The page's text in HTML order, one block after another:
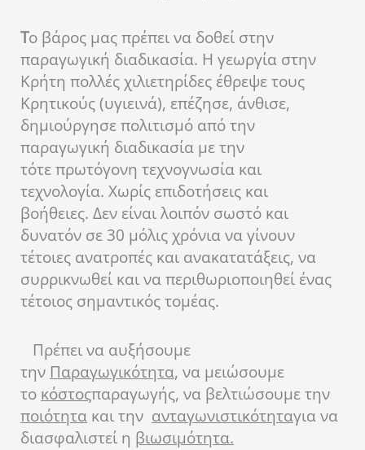
Το βάρος μας πρέπει να δοθεί στην
παραγωγική διαδικασία. Η γεωργία στην
Κρήτη πολλές χιλιετηρίδες έθρεψε τους
Κρητικούς (υγιεινά), επέζησε, άνθισε,
δημιούργησε πολιτισμό από την
παραγωγική διαδικασία με την
τότε πρωτόγονη τεχνογνωσία και
τεχνολογία. Χωρίς επιδοτήσεις και
βοήθειες. Δεν είναι λοιπόν σωστό και
δυνατόν σε 30 μόλις χρόνια να γίνουν
τέτοιες ανατροπές και ανακατατάξεις, να
συρρικνωθεί και να περιθωριοποιηθεί ένας
τέτοιος σημαντικός τομέας.
Πρέπει να αυξήσουμε
την Παραγωγικότητα, να μειώσουμε
το κόστοςπαραγωγής, να βελτιώσουμε την
ποιότητα και την ανταγωνιστικότηταγια να
διασφαλιστεί η βιωσιμότητα.